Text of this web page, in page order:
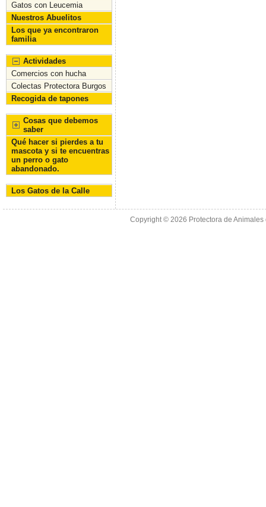
Gatos con Leucemia
Nuestros Abuelitos
Los que ya encontraron
familia
Actividades
Comercios con hucha
Colectas Protectora Burgos
Recogida de tapones
Cosas que debemos
saber
Qué hacer si pierdes a tu
mascota y si te encuentras
un perro o gato
abandonado.
Los Gatos de la Calle
Copyright © 2026 Protectora de Animales